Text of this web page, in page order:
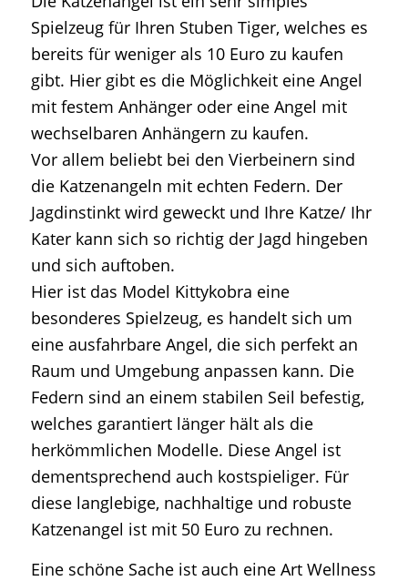
Spielzeug für Ihren Stuben Tiger, welches es
bereits für weniger als 10 Euro zu kaufen
gibt. Hier gibt es die Möglichkeit eine Angel
mit festem Anhänger oder eine Angel mit
wechselbaren Anhängern zu kaufen.
Vor allem beliebt bei den Vierbeinern sind
die Katzenangeln mit echten Federn. Der
Jagdinstinkt wird geweckt und Ihre Katze/ Ihr
Kater kann sich so richtig der Jagd hingeben
und sich auftoben.
Hier ist das Model Kittykobra eine
besonderes Spielzeug, es handelt sich um
eine ausfahrbare Angel, die sich perfekt an
Raum und Umgebung anpassen kann. Die
Federn sind an einem stabilen Seil befestig,
welches garantiert länger hält als die
herkömmlichen Modelle. Diese Angel ist
dementsprechend auch kostspieliger. Für
diese langlebige, nachhaltige und robuste
Katzenangel ist mit 50 Euro zu rechnen.
Eine schöne Sache ist auch eine Art Wellness